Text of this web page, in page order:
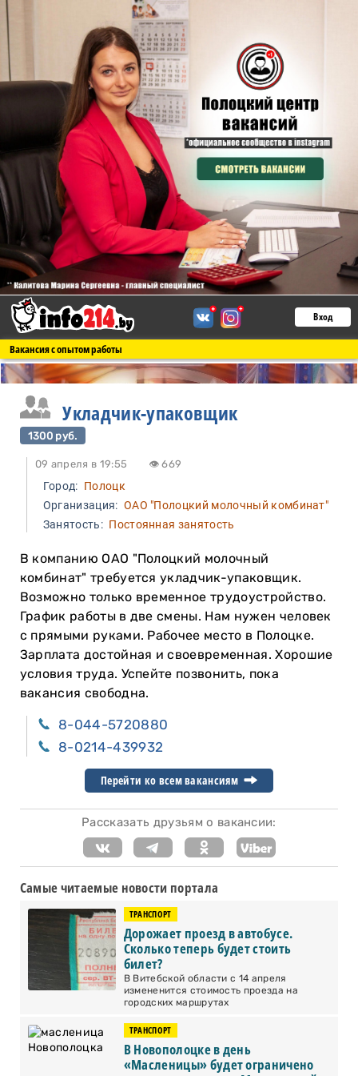
Вход
Вакансия с опытом работы
Укладчик-упаковщик
1300 руб.
09 апреля в 19:55 👁 669
Город: Полоцк
Организация: ОАО "Полоцкий молочный комбинат"
Занятость:Постоянная занятость
В компанию ОАО "Полоцкий молочный
комбинат" требуется укладчик-упаковщик.
Возможно только временное трудоустройство.
График работы в две смены. Нам нужен человек
с прямыми руками. Рабочее место в Полоцке.
Зарплата достойная и своевременная. Хорошие
условия труда. Успейте позвонить, пока
вакансия свободна.
8-044-5720880
8-0214-439932
Перейти ко всем вакансиям
Рассказать друзьям о вакансии:
Самые читаемые новости портала
ТРАНСПОРТ
Дорожает проезд в автобусе.
Сколько теперь будет стоить
билет?
В Витебской области с 14 апреля
измененится стоимость проезда на
городских маршрутах
ТРАНСПОРТ
В Новополоцке в день
«Масленицы» будет ограничено